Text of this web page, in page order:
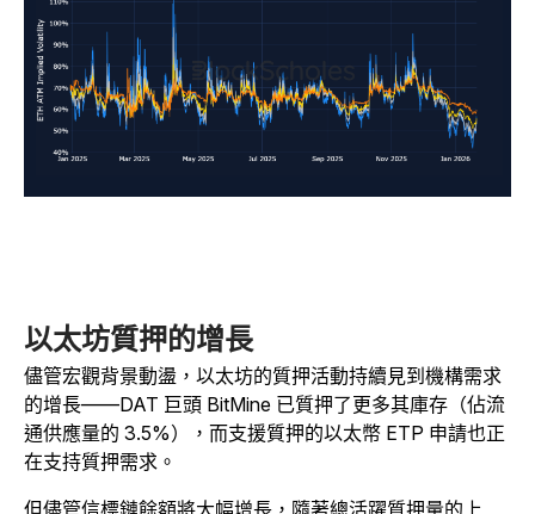
以太坊質押的增長
儘管宏觀背景動盪，以太坊的質押活動持續見到機構需求
的增長——DAT 巨頭 BitMine 已質押了更多其庫存（佔流
通供應量的 3.5%），而支援質押的以太幣 ETP 申請也正
在支持質押需求。